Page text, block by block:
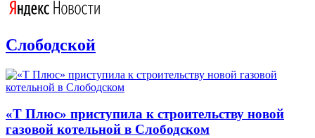
Слободской
«Т Плюс» приступила к строительству новой
газовой котельной в Слободском